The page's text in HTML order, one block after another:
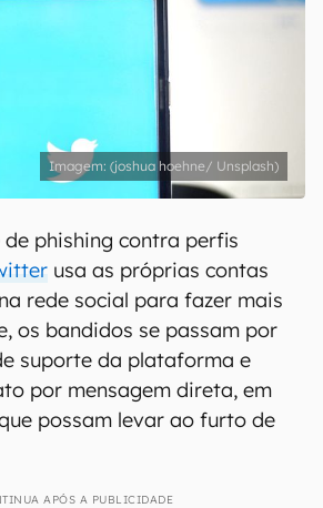
(joshua hoehne/ Unsplash)
phishing contra perfis
usa as próprias contas
rede social para fazer mais
os bandidos se passam por
suporte da plataforma e
por mensagem direta, em
possam levar ao furto de
APÓS A PUBLICIDADE